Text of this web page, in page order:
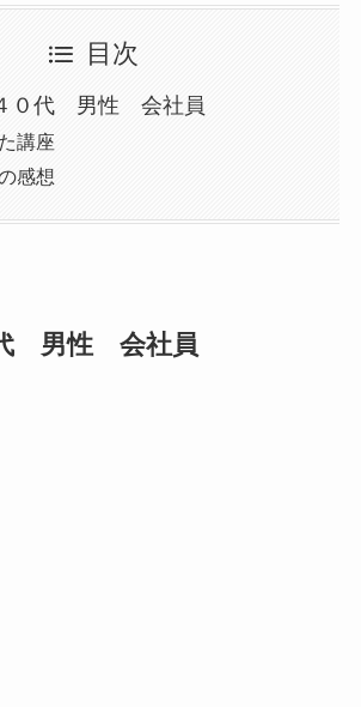
目次
０代 男性 会社員
講座
感想
男性 会社員